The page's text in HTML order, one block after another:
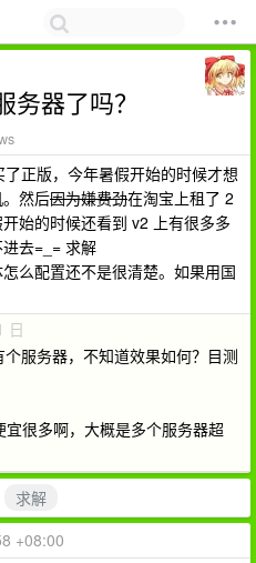
务器了吗？
正版，今年暑假开始的时候才想
然后因为嫌费劲在淘宝上租了 2
始的时候还看到 v2 上有很多多
去=_= 求解
么配置还不是很清楚。如果用国
日
服务器，不知道效果如何？目测
很多啊，大概是多个服务器超
求解
+08:00